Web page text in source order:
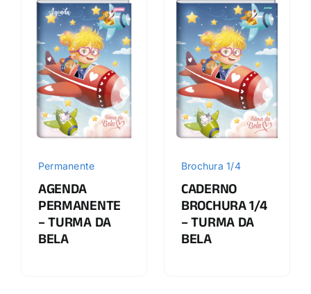
Permanente
AGENDA
PERMANENTE
– TURMA DA
BELA
Brochura 1/4
CADERNO
BROCHURA 1/4
– TURMA DA
BELA